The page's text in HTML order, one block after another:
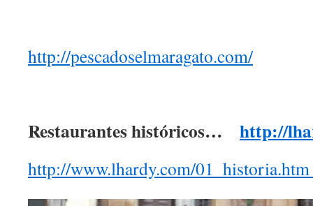
http://pescadoselmaragato.com/
Restaurantes históricos… http://
http://www.lhardy.com/